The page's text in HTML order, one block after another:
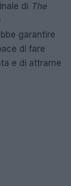
di The
garantire
di fare
e di attrarne